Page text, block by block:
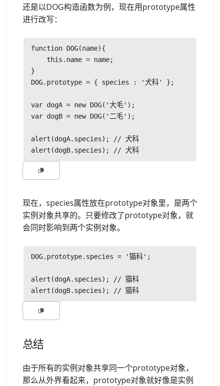
还是以DOG构造函数为例，现在用prototype属性
进行改写：
function DOG(name){
    this.name = name;
}
DOG.prototype = { species : '犬科' };
var dogA = new DOG('大毛');
var dogB = new DOG('二毛');
alert(dogA.species); // 犬科
现在，species属性放在prototype对象里，是两个
实例对象共享的。只要修改了prototype对象，就
会同时影响到两个实例对象。
DOG.prototype.species = '猫科';
alert(dogA.species); // 猫科
总结
由于所有的实例对象共享同一个prototype对象，
那么从外界看起来，prototype对象就好像是实例